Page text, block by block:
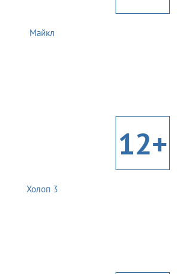
Майкл
12+
Холоп 3